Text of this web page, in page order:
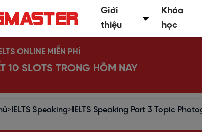
Giới
thiệu
Khóa
học
ONLINE MIỄN PHÍ
10 SLOTS TRONG HÔM NAY
> IELTS Speaking> IELTS Speaking Part 3 Topic